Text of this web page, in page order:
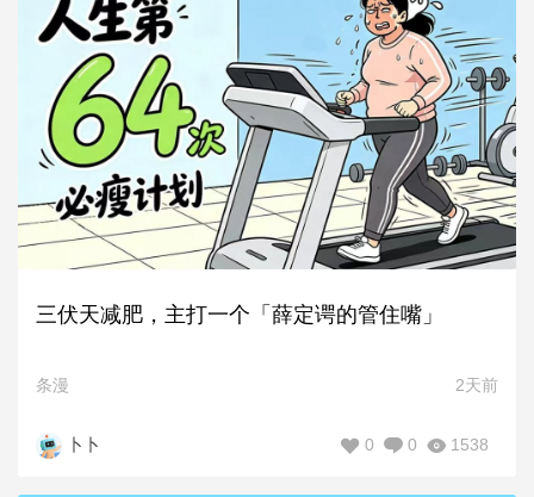
三伏天减肥，主打一个「薛定谔的管住嘴」
条漫 2天前
卜卜 1538
0
0